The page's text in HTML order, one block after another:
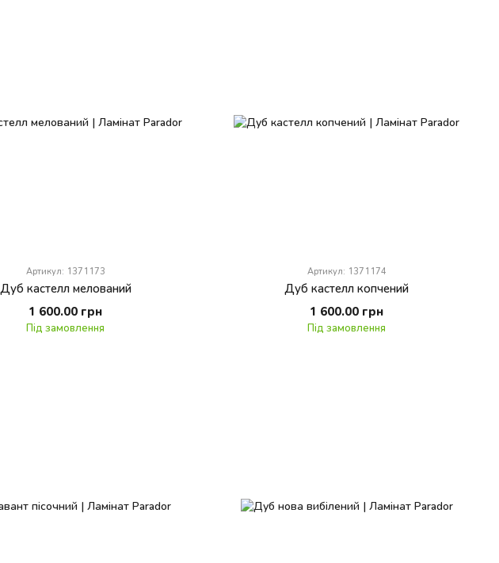
Артикул: 1371173
Дуб кастелл мелований
1 600.00 грн
Під замовлення
Артикул: 1371174
Дуб кастелл копчений
1 600.00 грн
Під замовлення